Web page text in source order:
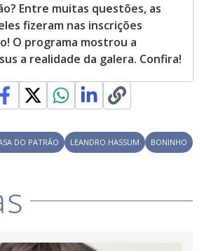
Entre muitas questões, as
fizeram nas inscrições
O programa mostrou a
a realidade da galera. Confira!
DO PATRÃO LEANDRO HASSUM BONINHO